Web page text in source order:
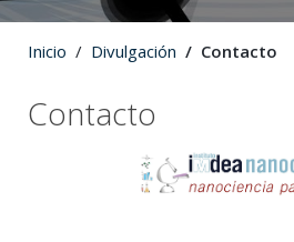
Inicio Divulgación Contacto
Contacto